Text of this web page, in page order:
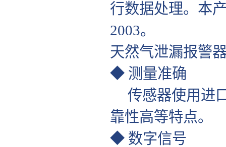
行数据处理。本
2003。
天然气泄漏报警
◆ 测量准确
传感器使用进
靠性高等特点。
◆ 数字信号